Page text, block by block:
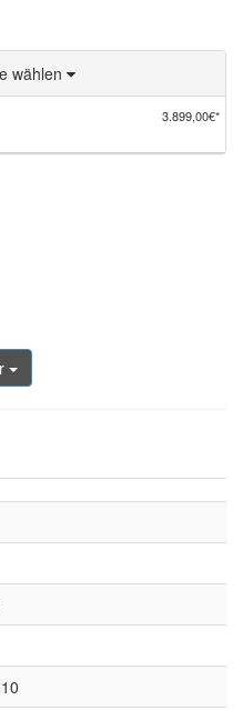
wählen
3.899,00€*